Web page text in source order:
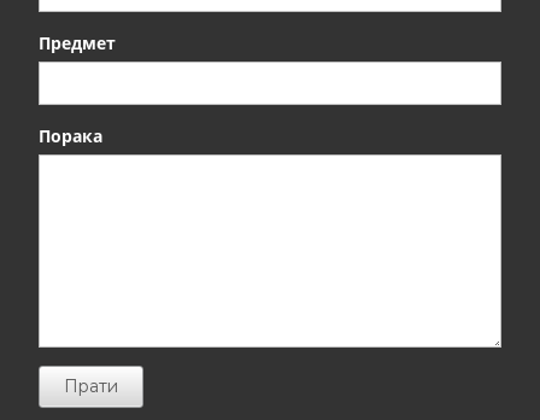
Предмет
Порака
Прати